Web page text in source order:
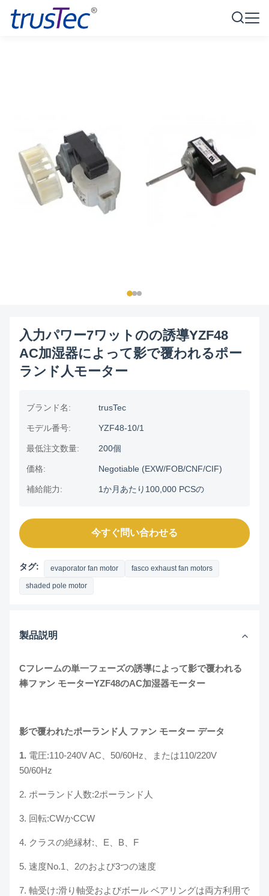
入力パワー7ワットのの誘導YZF48
AC加湿器によって影で覆われるポー
ランド人モーター
ブランド名: trusTec
モデル番号: YZF48-10/1
最低注文数量: 200個
価格: Negotiable (EXW/FOB/CNF/CIF)
補給能力: 1か月あたり100,000 PCSの
今すぐ問い合わせる
タグ: evaporator fan motor fasco exhaust fan motors
shaded pole motor
製品説明
Cフレームの単一フェーズの誘導によって影で覆われる
棒ファン モーターYZF48のAC加湿器モーター
影で覆われたポーランド人 ファン モーター データ
1. 電圧:110-240V AC、50/60Hz、または110/220V
50/60Hz
2. ポーランド人数:2ポーランド人
3. 回転:CWかCCW
4. クラスの絶縁材:、E、B、F
5. 速度No.1、2のおよび3つの速度
7. 軸受け:滑り軸受およびボール ベアリングは両方利用で